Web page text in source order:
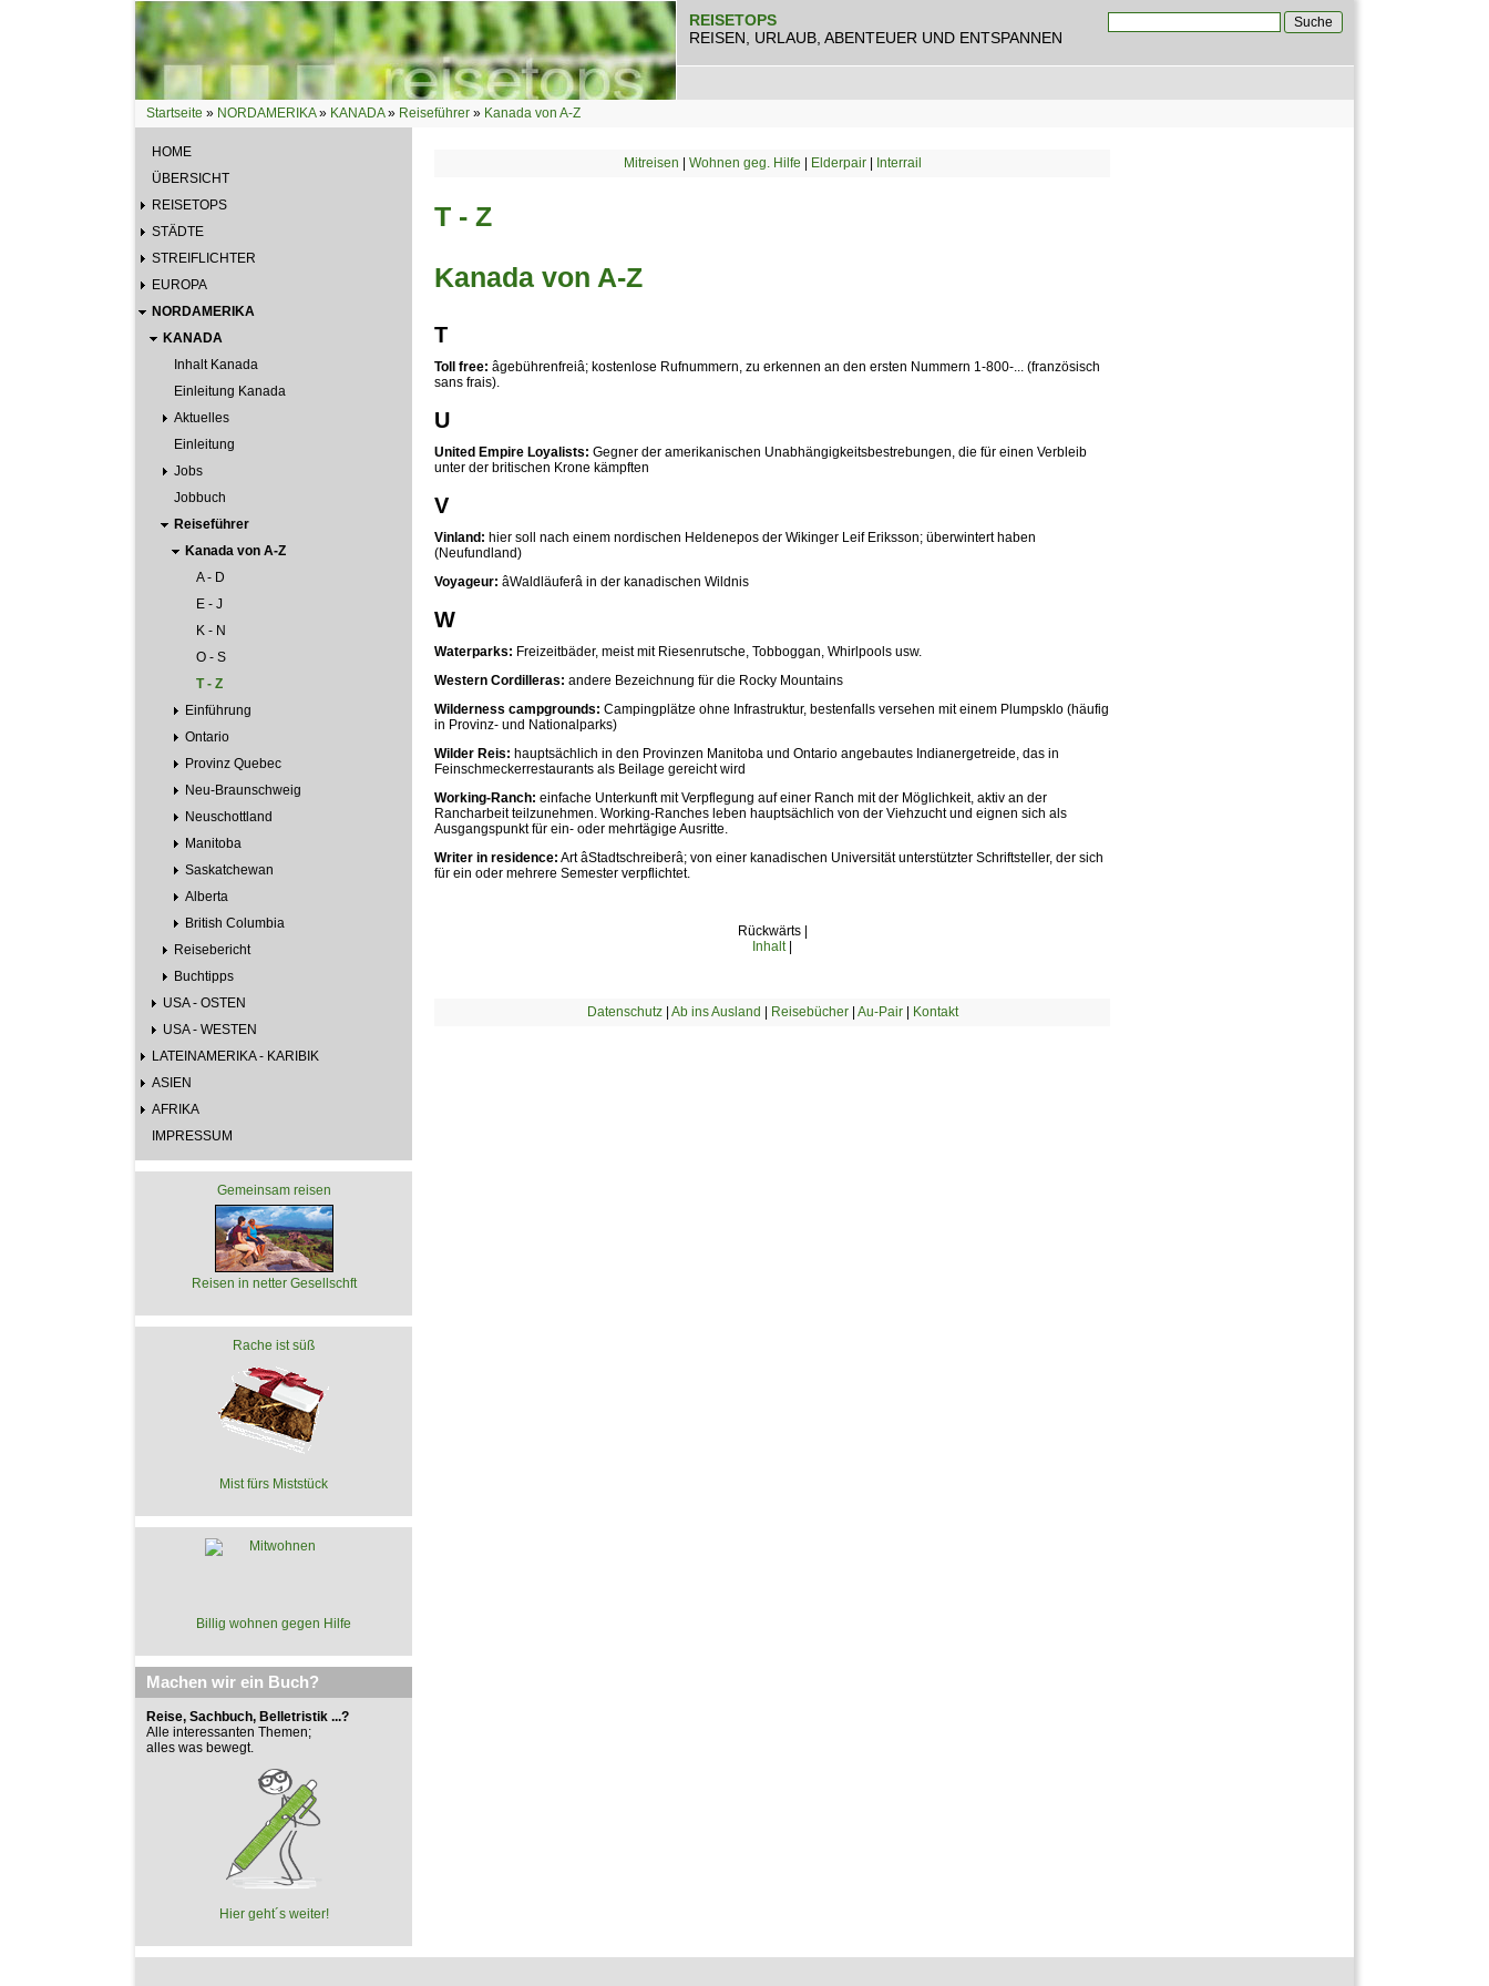
REISETOPS
REISEN, URLAUB, ABENTEUER UND ENTSPANNEN
Sie sind hier
Startseite » NORDAMERIKA» KANADA» Reiseführer » Kanada von A-Z
HOME
ÜBERSICHT
REISETOPS
STÄDTE
STREIFLICHTER
EUROPA
NORDAMERIKA
KANADA
Inhalt Kanada
Einleitung Kanada
Aktuelles
Einleitung
Jobs
Jobbuch
Reiseführer
Kanada von A-Z
A - D
E - J
K - N
O - S
T - Z
Einführung
Ontario
Provinz Quebec
Neu-Braunschweig
Neuschottland
Manitoba
Saskatchewan
Alberta
British Columbia
Reisebericht
Buchtipps
USA - OSTEN
USA - WESTEN
LATEINAMERIKA - KARIBIK
ASIEN
AFRIKA
IMPRESSUM
Gemeinsam reisen
Reisen in netter Gesellschft
Rache ist süß
Mist fürs Miststück
Billig wohnen gegen Hilfe
Machen wir ein Buch?
Reise, Sachbuch, Belletristik ...?
Alle interessanten Themen;
alles was bewegt.
Hier geht´s weiter!
Mitreisen Wohnen geg. Hilfe Elderpair| Interrail
T - Z
Kanada von A-Z
T
Toll free: âgebührenfreiâ; kostenlose Rufnummern, zu erkennen an den ersten Nummern 1-800-... (französisch
sans frais).
U
United Empire Loyalists: Gegner der amerikanischen Unabhängigkeitsbestrebungen, die für einen Verbleib
unter der britischen Krone kämpften
V
Vinland: hier soll nach einem nordischen Heldenepos der Wikinger Leif Eriksson; überwintert haben
(Neufundland)
Voyageur: âWaldläuferâ in der kanadischen Wildnis
W
Waterparks: Freizeitbäder, meist mit Riesenrutsche, Tobboggan, Whirlpools usw.
Western Cordilleras: andere Bezeichnung für die Rocky Mountains
Wilderness campgrounds: Campingplätze ohne Infrastruktur, bestenfalls versehen mit einem Plumpsklo (häufig
in Provinz- und Nationalparks)
Wilder Reis: hauptsächlich in den Provinzen Manitoba und Ontario angebautes Indianergetreide, das in
Feinschmeckerrestaurants als Beilage gereicht wird
Working-Ranch: einfache Unterkunft mit Verpflegung auf einer Ranch mit der Möglichkeit, aktiv an der
Rancharbeit teilzunehmen. Working-Ranches leben hauptsächlich von der Viehzucht und eignen sich als
Ausgangspunkt für ein- oder mehrtägige Ausritte.
Writer in residence: Art âStadtschreiberâ; von einer kanadischen Universität unterstützter Schriftsteller, der sich
für ein oder mehrere Semester verpflichtet.
Rückwärts |
Inhalt|
Datenschutz| Ab ins Ausland Reisebücher| Au-Pair| Kontakt